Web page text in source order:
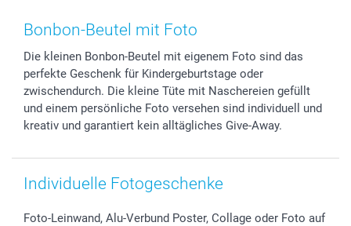
Zubehör & Material
Sticker & Etiketten
Geschenk-Gutscheine (PDF)
AGB
Presse
Partnerprogramme
Investor Relations
B2B smartbusiness
Muttertag
Kommunion & Konfirmation
Hochzeit
Geburtstag
Geburt
Anmelden /Registrieren
Lieferfristen
72h Lieferung
Zahlungsmöglichkeiten
Sitemap
smartgarantie
Bonbon-Beutel mit Foto
Die kleinen Bonbon-Beutel mit eigenem Foto sind das
perfekte Geschenk für Kindergeburtstage oder
zwischendurch. Die kleine Tüte mit Naschereien gefüllt
und einem persönliche Foto versehen sind individuell und
kreativ und garantiert kein alltägliches Give-Away.
Individuelle Fotogeschenke
Foto-Leinwand, Alu-Verbund Poster, Collage oder Foto auf